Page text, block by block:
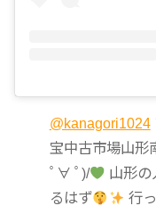
@kanagori1024
宝中古市場山形
ﾟ∀ ﾟ)/
山形の
るはず
行